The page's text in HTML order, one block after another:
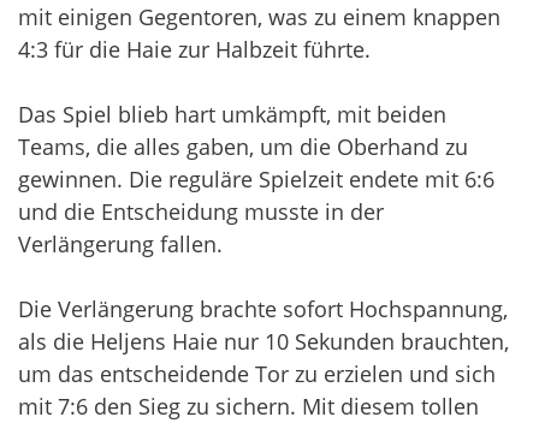
mit einigen Gegentoren, was zu einem knappen
4:3 für die Haie zur Halbzeit führte.
Das Spiel blieb hart umkämpft, mit beiden
Teams, die alles gaben, um die Oberhand zu
gewinnen. Die reguläre Spielzeit endete mit 6:6
und die Entscheidung musste in der
Verlängerung fallen.
Die Verlängerung brachte sofort Hochspannung,
als die Heljens Haie nur 10 Sekunden brauchten,
um das entscheidende Tor zu erzielen und sich
mit 7:6 den Sieg zu sichern. Mit diesem tollen